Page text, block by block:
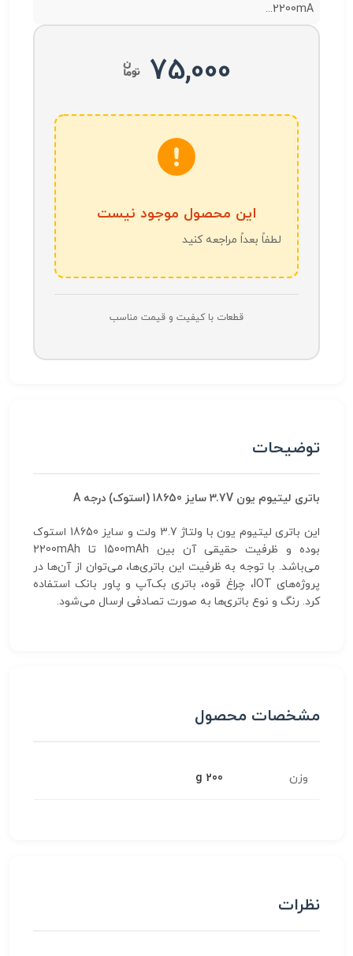
2200mA...
75,000
این محصول موجود نیست
لطفاً بعداً مراجعه کنید
قطعات با کیفیت و قیمت مناسب
توضیحات
باتری لیتیوم یون 3.7V سایز 18650 (استوک) درجه A
این باتری لیتیوم یون با ولتاژ 3.7 ولت و سایز 18650 استوک
بوده و ظرفیت حقیقی آن بین 1500mAh تا 2200mAh
می‌باشد. با توجه به ظرفیت این باتری‌ها، می‌توان از آن‌ها در
پروژه‌های IOT، چراغ قوه، باتری بک‌آپ و پاور بانک استفاده
کرد. رنگ و نوع باتری‌ها به صورت تصادفی ارسال می‌شود.
مشخصات محصول
وزن 200 g
نظرات